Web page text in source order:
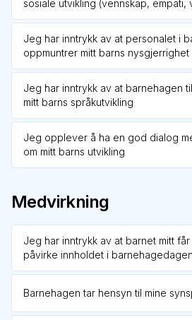
sosiale utvikling (vennskap, empati,
Jeg har inntrykk av at personalet i
oppmuntrer mitt barns
Jeg har inntrykk av at barnehagen
mitt barns språkutvikling
Jeg opplever å ha en god dialog
om mitt barns utvikling
Medvirkning
Jeg har inntrykk av at barnet mitt
påvirke innholdet i barnehagedagen
Barnehagen tar hensyn til mine